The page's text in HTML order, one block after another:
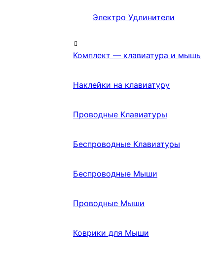
Электро Удлинители
Комплект — клавиатура и мышь
Наклейки на клавиатуру
Проводные Клавиатуры
Беспроводные Клавиатуры
Беспроводные Мыши
Проводные Мыши
Коврики для Мыши